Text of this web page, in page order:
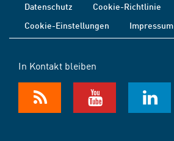
Datenschutz
Cookie-Richtlinie
Cookie-Einstellungen
Impressum
In Kontakt bleiben